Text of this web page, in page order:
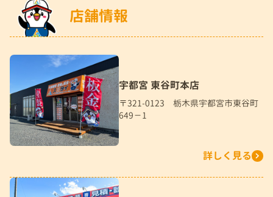
店舗情報
宇都宮 東谷町本店
〒321-0123 栃木県宇都宮市東谷町
649－1
詳しく見る